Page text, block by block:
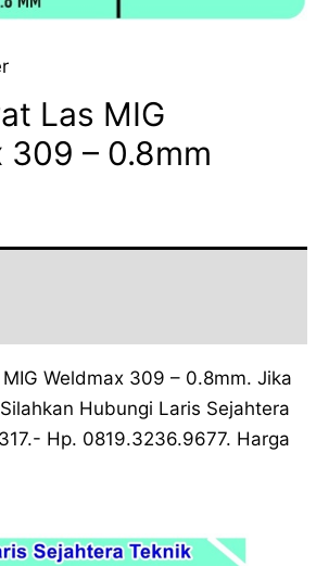
Las MIG
309 – 0.8mm
Weldmax 309 – 0.8mm. Jika
Hubungi Laris Sejahtera
Hp. 0819.3236.9677. Harga